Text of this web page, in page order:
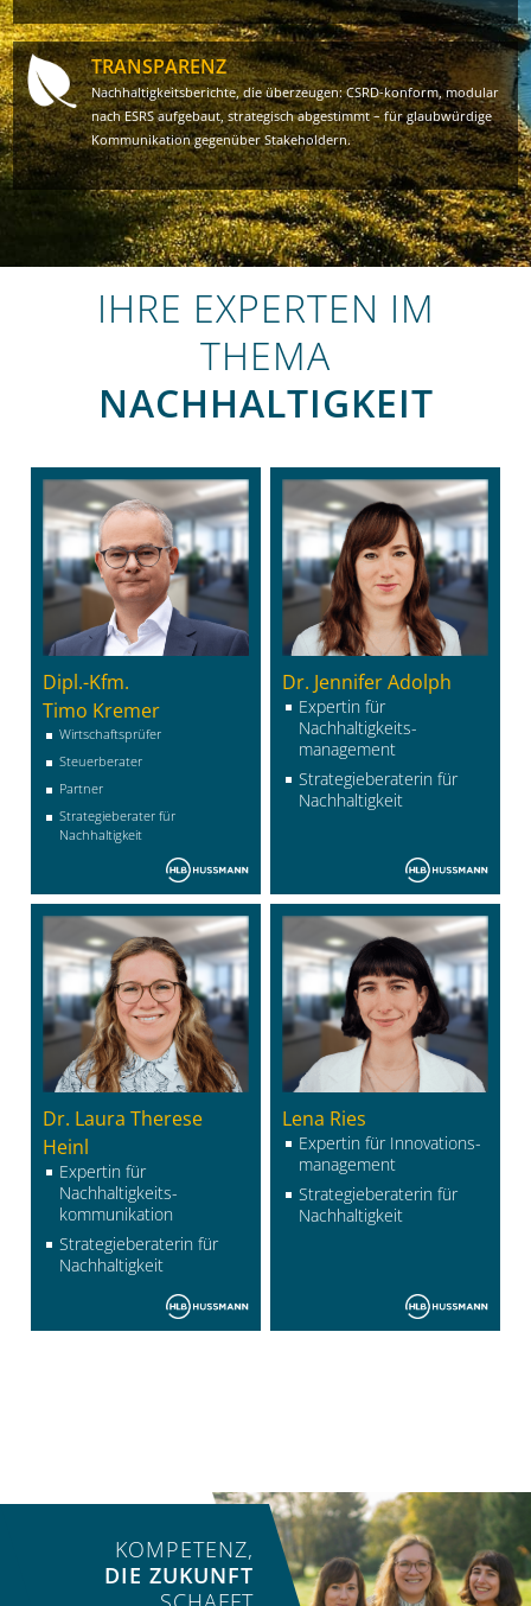
TRANSPARENZ
Nachhaltigkeitsberichte, die überzeugen: CSRD-konform, modular
nach ESRS aufgebaut, strategisch abgestimmt – für glaubwürdige
Kommunikation gegenüber Stakeholdern.
IHRE EXPERTEN IM
THEMA
NACHHALTIG­KEIT
Dipl.-Kfm.
Timo Kremer
Wirtschaftsprüfer
Steuerberater
Partner
Strategieberater für
Nachhaltigkeit
Dr. Jennifer Adolph
Expertin für
Nachhaltigkeits­
management
Strategieberaterin für
Nachhaltigkeit
Dr. Laura Therese
Heinl
Expertin für
Nachhaltigkeits­
kommunikation
Strategieberaterin für
Nachhaltigkeit
Lena Ries
Expertin für Innovations­­­
management
Strategieberaterin für
Nachhaltigkeit
KOMPETENZ,
DIE ZUKUNFT